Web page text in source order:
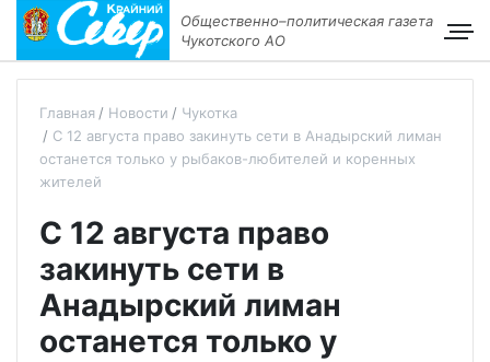
Общественно–политическая газета
Чукотского АО
Главная Новости
Чукотка
С 12 августа право закинуть сети в Анадырский лиман
останется только у рыбаков-любителей и коренных
жителей
С 12 августа право
закинуть сети в
Анадырский лиман
останется только у